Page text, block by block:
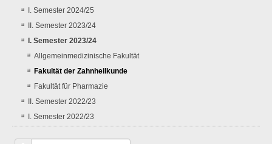
I. Semester 2024/25
II. Semester 2023/24
I. Semester 2023/24
Allgemeinmedizinische Fakultät
Fakultät der Zahnheilkunde
Fakultät für Pharmazie
II. Semester 2022/23
I. Semester 2022/23